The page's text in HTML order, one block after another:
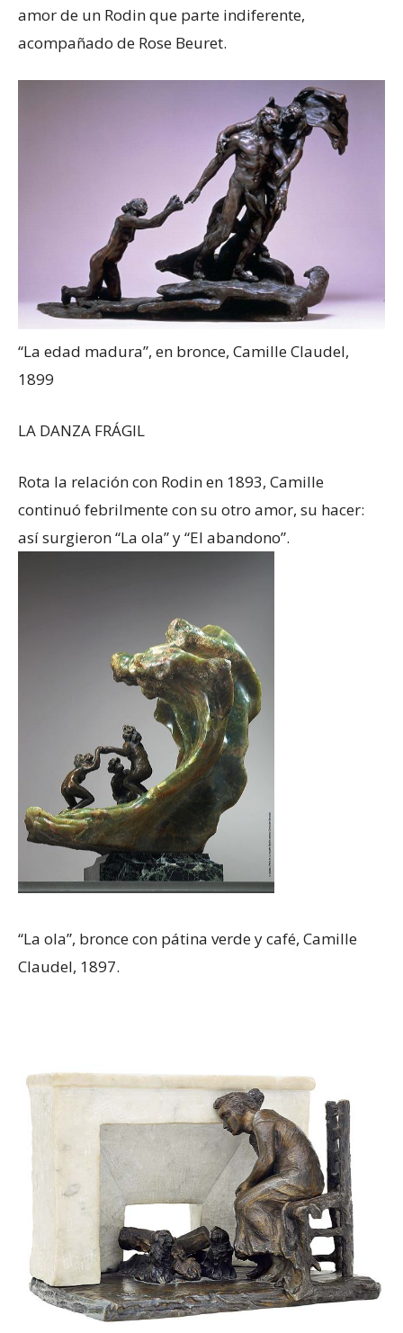
amor de un Rodin que parte indiferente,
acompañado de Rose Beuret.
“La edad madura”, en bronce, Camille Claudel,
1899
LA DANZA FRÁGIL
Rota la relación con Rodin en 1893, Camille
continuó febrilmente con su otro amor, su hacer:
así surgieron “La ola” y “El abandono”.
“La ola”, bronce con pátina verde y café, Camille
Claudel, 1897.